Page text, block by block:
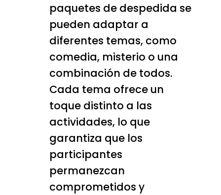
paquetes de despedida se
pueden adaptar a
diferentes temas, como
comedia, misterio o una
combinación de todos.
Cada tema ofrece un
toque distinto a las
actividades, lo que
garantiza que los
participantes
permanezcan
comprometidos y